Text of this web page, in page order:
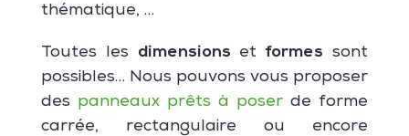
thématique, …
Toutes les dimensions et formes
sont
possibles… Nous pouvons vous proposer
des panneaux prêts à poser de forme
carrée, rectangulaire ou encore